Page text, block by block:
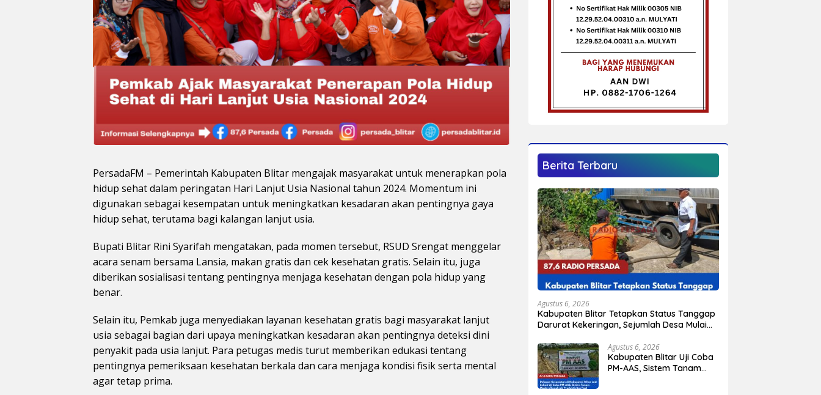
PersadaFM – Pemerintah Kabupaten Blitar mengajak masyarakat untuk menerapkan pola
hidup sehat dalam peringatan Hari Lanjut Usia Nasional tahun 2024. Momentum ini
digunakan sebagai kesempatan untuk meningkatkan kesadaran akan pentingnya gaya
hidup sehat, terutama bagi kalangan lanjut usia.
Bupati Blitar Rini Syarifah mengatakan, pada momen tersebut, RSUD Srengat menggelar
acara senam bersama Lansia, makan gratis dan cek kesehatan gratis. Selain itu, juga
diberikan sosialisasi tentang pentingnya menjaga kesehatan dengan pola hidup yang
benar.
Selain itu, Pemkab juga menyediakan layanan kesehatan gratis bagi masyarakat lanjut
usia sebagai bagian dari upaya meningkatkan kesadaran akan pentingnya deteksi dini
penyakit pada usia lanjut. Para petugas medis turut memberikan edukasi tentang
pentingnya pemeriksaan kesehatan berkala dan cara menjaga kondisi fisik serta mental
agar tetap prima.
Berita Terbaru
Agustus 6, 2026
Kabupaten Blitar Tetapkan Status Tanggap
Darurat Kekeringan, Sejumlah Desa Mulai
Agustus 6, 2026
Kabupaten Blitar Uji Coba
PM-AAS, Sistem Tanam